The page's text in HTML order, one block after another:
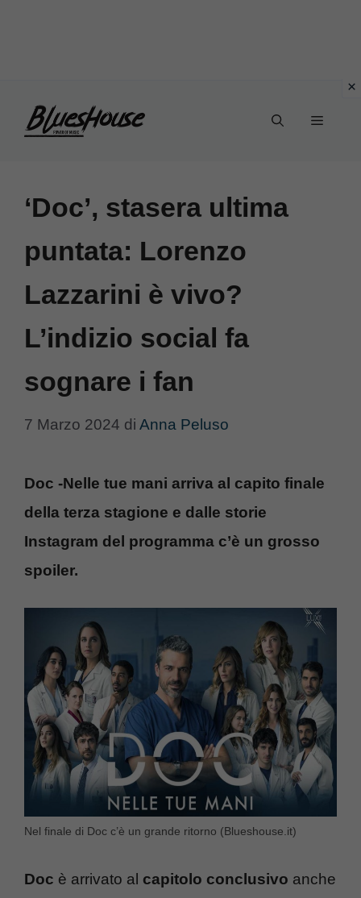
Menu
‘Doc’, stasera ultima
puntata: Lorenzo
Lazzarini è vivo?
L’indizio social fa
sognare i fan
7 Marzo 2024 di Anna Peluso
Doc -Nelle tue mani arriva al capito finale
della terza stagione e dalle storie
Instagram del programma c’è un grosso
spoiler.
Nel finale di Doc c’è un grande ritorno (Blueshouse.it)
Doc è arrivato al capitolo conclusivo anche